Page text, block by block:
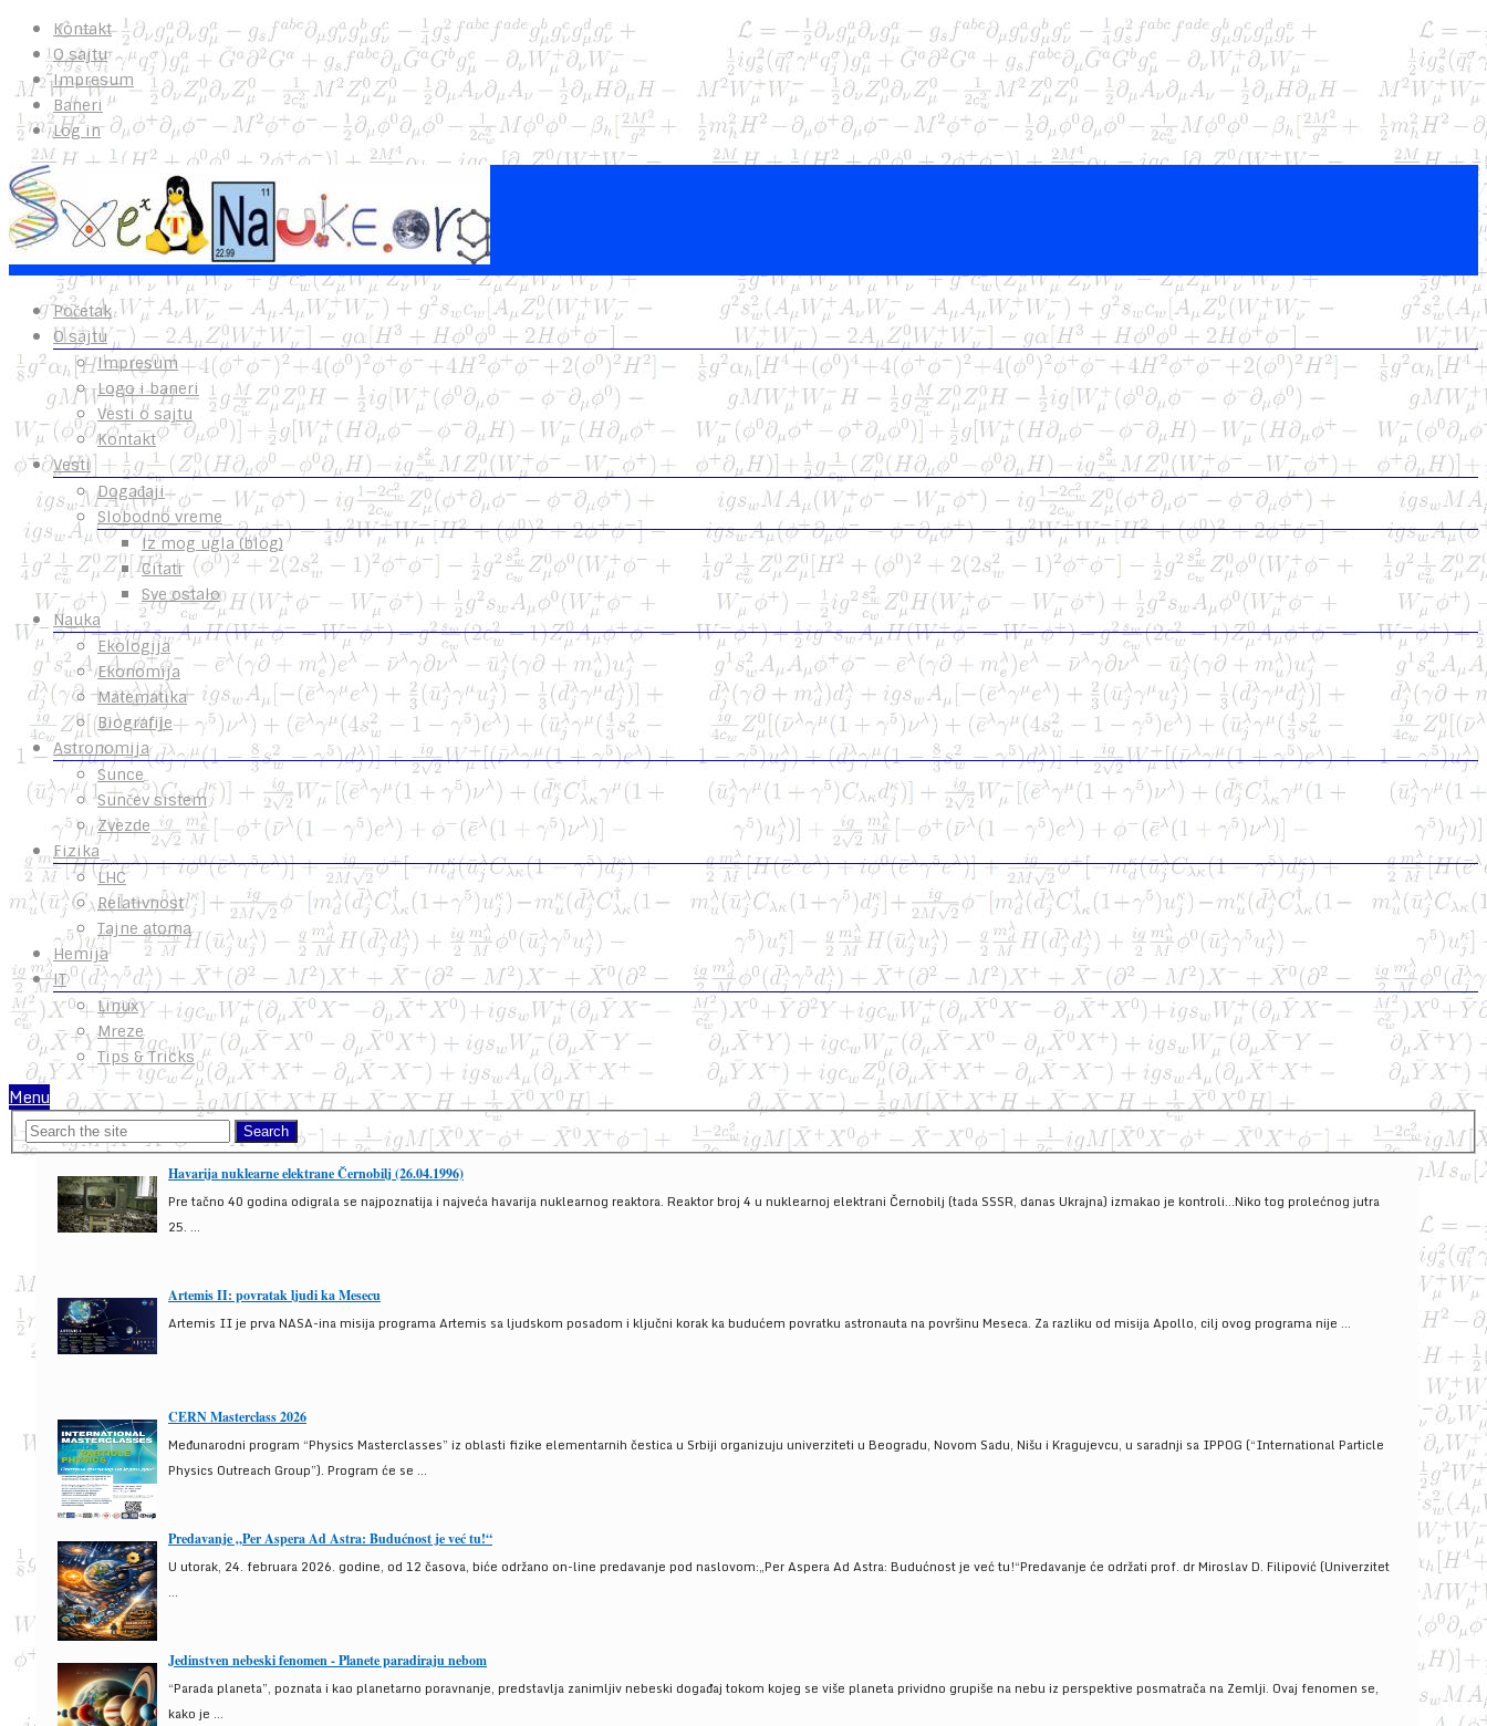
Kontakt
O sajtu
Impresum
Baneri
Log in
Početak
O sajtu
Impresum
Logo i baneri
Vesti o sajtu
Kontakt
Vesti
Događaji
Slobodno vreme
Iz mog ugla (blog)
Citati
Sve ostalo
Nauka
Ekologija
Ekonomija
Matematika
Biografije
Astronomija
Sunce
Sunčev sistem
Zvezde
Fizika
LHC
Relativnost
Tajne atoma
Hemija
IT
Linux
Mreze
Tips & Tricks
Menu
Havarija nuklearne elektrane Černobilj (26.04.1996)
Pre tačno 40 godina odigrala se najpoznatija i najveća havarija nuklearnog reaktora. Reaktor broj 4 u nuklearnoj elektrani Černobilj (tada SSSR, danas Ukrajna) izmakao je kontroli...Niko tog prolećnog jutra
25. ...
Artemis II: povratak ljudi ka Mesecu
Artemis II je prva NASA-ina misija programa Artemis sa ljudskom posadom i ključni korak ka budućem povratku astronauta na površinu Meseca. Za razliku od misija Apollo, cilj ovog programa nije ...
CERN Masterclass 2026
Međunarodni program “Physics Masterclasses” iz oblasti fizike elementarnih čestica u Srbiji organizuju univerziteti u Beogradu, Novom Sadu, Nišu i Kragujevcu, u saradnji sa IPPOG (“International Particle
Physics Outreach Group”). Program će se ...
Predavanje „Per Aspera Ad Astra: Budućnost je već tu!“
U utorak, 24. februara 2026. godine, od 12 časova, biće održano on-line predavanje pod naslovom:„Per Aspera Ad Astra: Budućnost je već tu!“Predavanje će održati prof. dr Miroslav D. Filipović (Univerzitet
...
Jedinstven nebeski fenomen - Planete paradiraju nebom
“Parada planeta”, poznata i kao planetarno poravnanje, predstavlja zanimljiv nebeski događaj tokom kojeg se više planeta prividno grupiše na nebu iz perspektive posmatrača na Zemlji. Ovaj fenomen se,
kako je ...